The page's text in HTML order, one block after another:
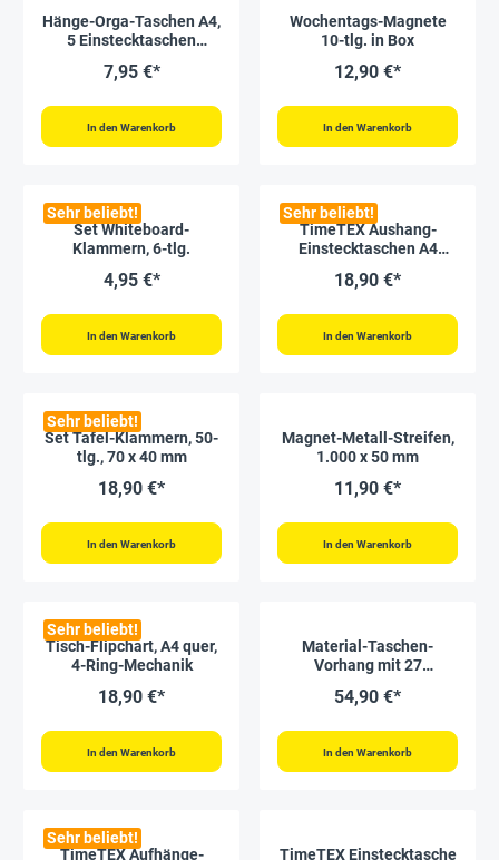
Hänge-Orga-Taschen A4,
5 Einstecktaschen
7,95 €*
In den Warenkorb
Wochentags-Magnete
10-tlg. in Box
12,90 €*
In den Warenkorb
Sehr beliebt!
Set Whiteboard-
Klammern, 6-tlg.
4,95 €*
In den Warenkorb
Sehr beliebt!
TimeTEX Aushang-
Einstecktaschen A4
2 Stück
18,90 €*
In den Warenkorb
Sehr beliebt!
Set Tafel-Klammern, 50-
tlg., 70 x 40 mm
18,90 €*
In den Warenkorb
Magnet-Metall-Streifen,
1.000 x 50 mm
11,90 €*
In den Warenkorb
Sehr beliebt!
Tisch-Flipchart, A4 quer,
4-Ring-Mechanik
18,90 €*
In den Warenkorb
Material-Taschen-
Vorhang mit 27
cm
54,90 €*
In den Warenkorb
Sehr beliebt!
TimeTEX Aufhänge-
TimeTEX Einstecktasche